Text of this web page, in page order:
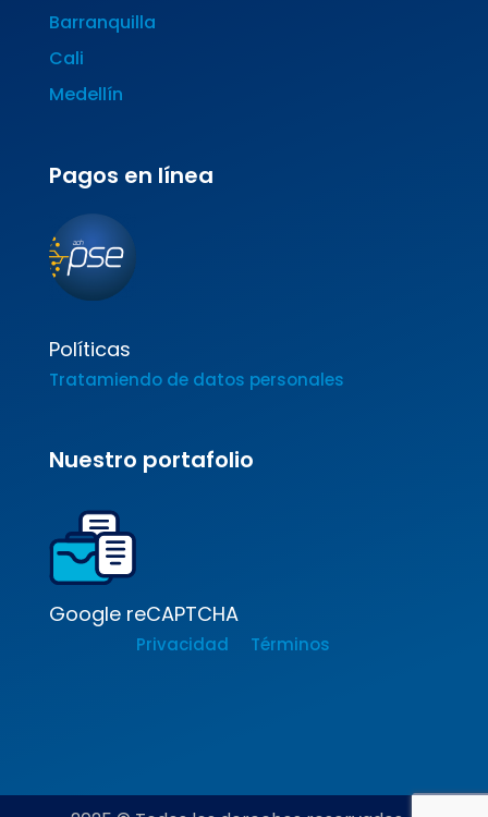
Barranquilla
Cali
Medellín
Pagos en línea
Políticas
Tratamiendo de datos personales
Nuestro portafolio
Google reCAPTCHA
Privacidad Términos